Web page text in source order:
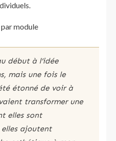
module
début à l’idée
mais une fois le
étonné de voir à
transformer une
elles sont
ajoutent